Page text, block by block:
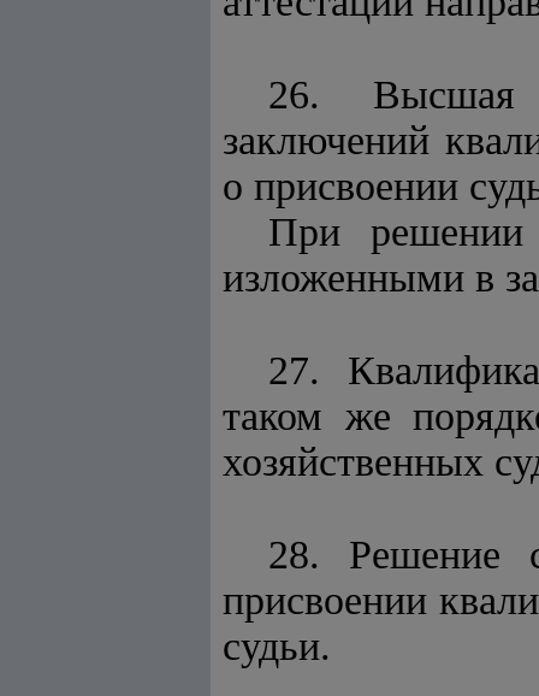
26. Высшая
заключений
о присвоении
При решении
изложенными в
27.
таком же
хозяйственных
28. Решение
присвоении
судьи.